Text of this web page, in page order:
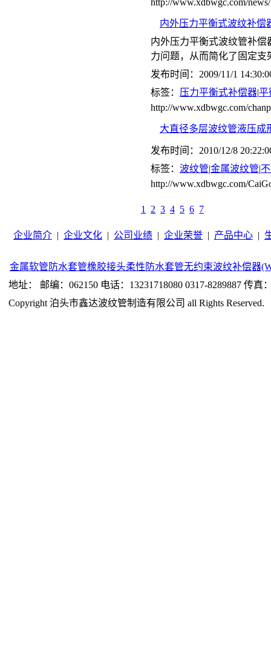
http://www.xdbwgc.com/
内外压力平衡式波纹补偿
内外压力平衡式波纹管补
力问题，从而简化了固定
发布时间：2009/11/1
标签： 压力平衡式补偿器|平
http://www.xdbwgc.com/
大直径多层波纹管液压成
发布时间：2010/12/8
标签： 波纹管|金属波纹管|
http://www.xdbwgc.com/
1 2 3 4 5 6 7
企业简介 | 企业文化 | 公司业绩 | 企业荣誉 | 产品中心 |
金属软管 防水套管橡胶接头柔性防水套管无约束波纹补偿器
地址： 邮编：062150 电话：13231718080 0317-8289887 传真
Copyright 泊头市鑫达波纹管制造有限公司 all Rights Reserved.